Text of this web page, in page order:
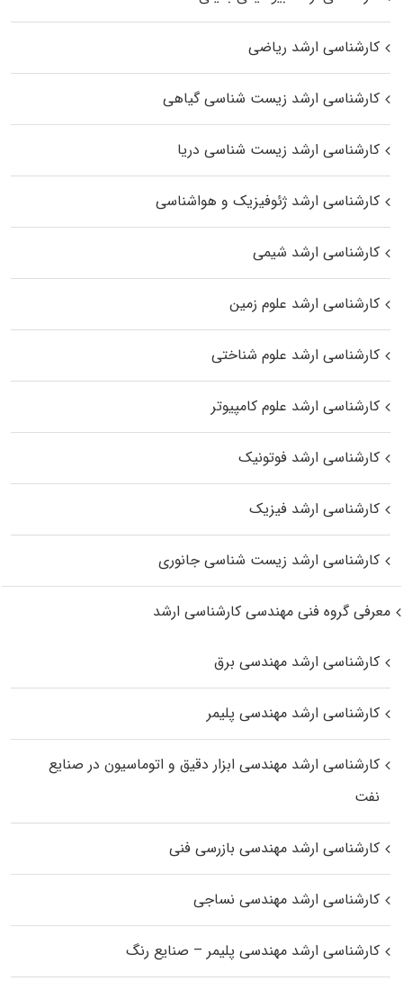
کارشناسی ارشد ریاضی
کارشناسی ارشد زیست‌ شناسی گیاهی
کارشناسی ارشد زیست‌ شناسی دریا
کارشناسی ارشد ژئوفیزیک و هواشناسی
کارشناسی ارشد شیمی
کارشناسی ارشد علوم زمین
کارشناسی ارشد علوم شناختی
کارشناسی ارشد علوم کامپیوتر
کارشناسی ارشد فوتونیک
کارشناسی ارشد فیزیک
کارشناسی ارشد زیست‌ شناسی جانوری
معرفی گروه فنی مهندسی کارشناسی ارشد
کارشناسی ارشد مهندسی برق
کارشناسی ارشد مهندسی پلیمر
کارشناسی ارشد مهندسی ابزار دقیق و اتوماسیون در صنایع
نفت
کارشناسی ارشد مهندسی بازرسی فنی
کارشناسی ارشد مهندسی نساجی
کارشناسی ارشد مهندسی پلیمر – صنایع رنگ